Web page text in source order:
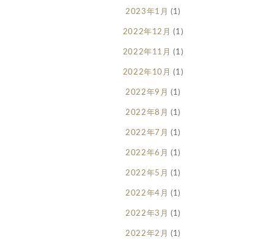
2023年1月 (1)
2022年12月 (1)
2022年11月 (1)
2022年10月 (1)
2022年9月 (1)
2022年8月 (1)
2022年7月 (1)
2022年6月 (1)
2022年5月 (1)
2022年4月 (1)
2022年3月 (1)
2022年2月 (1)